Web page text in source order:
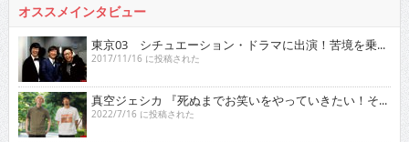
オススメインタビュー
東京03 シチュエーション・ドラマに出演！苦境を乗...
2017/11/16 に投稿された
真空ジェシカ 『死ぬまでお笑いをやっていきたい！そ...
2022/7/16 に投稿された